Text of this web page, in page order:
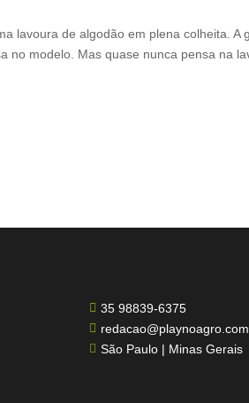
lavoura de algodão em plena colheita.
modelo. Mas quase nunca pensa na
 35 98839-6375

 São Paulo | Minas Gerais